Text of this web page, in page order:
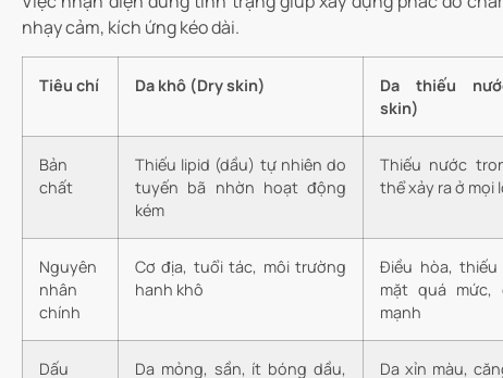
nhạy cảm, kích ứng kéo dài.
Tiêu chí Da khô (Dry skin)
Da thiếu
skin)
Bản
chất
Thiếu lipid (dầu) tự nhiên do
tuyến bã nhờn hoạt động
kém
Thiếu nước
thể xảy ra ở mọi
Nguyên
nhân
chính
Cơ địa, tuổi tác, môi trường
hanh khô
Điều hòa,
mặt quá mức,
mạnh
Dấu
Da mỏng, sần, ít bóng dầu,
Da xỉn màu,